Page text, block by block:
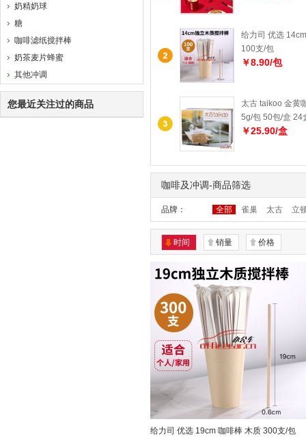
奶精奶球
糖
咖啡滤纸搅拌棒
奶茶麦片蜂蜜
其他冲调
您最近关注过的商品
给力司 优选
100支/包
￥8.90/包
太古 taikoo 金黄
5g/包 50包/盒 24
￥25.90/盒
咖啡及冲调-商品筛选
品牌： 全部 雀巢 太古 立
时间 销量 价格
给力司 优选 19cm 咖啡棒 木质 300支/包